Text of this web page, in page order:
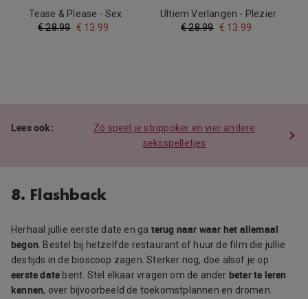
Tease & Please - Sex
Roulette Foreplay
€ 28.99 € 13.99
Ultiem Verlangen - Plezier
Onderweg
€ 28.99 € 13.99
Zó speel je strippoker en vier andere
seksspelletjes
8. Flashback
Herhaal jullie eerste date en ga terug naar waar het allemaal
begon . Bestel bij hetzelfde restaurant of huur de film die jullie
destijds in de bioscoop zagen. Sterker nog, doe alsof je op
eerste date bent. Stel elkaar vragen om de ander beter te leren
kennen, over bijvoorbeeld de toekomstplannen en dromen.